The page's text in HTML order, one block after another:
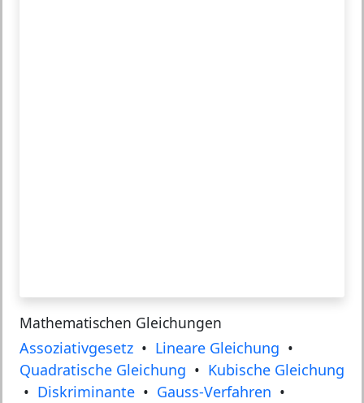
Mathematischen Gleichungen
Assoziativgesetz • Lineare Gleichung •
Quadratische Gleichung • Kubische Gleichung
• Diskriminante • Gauss-Verfahren •